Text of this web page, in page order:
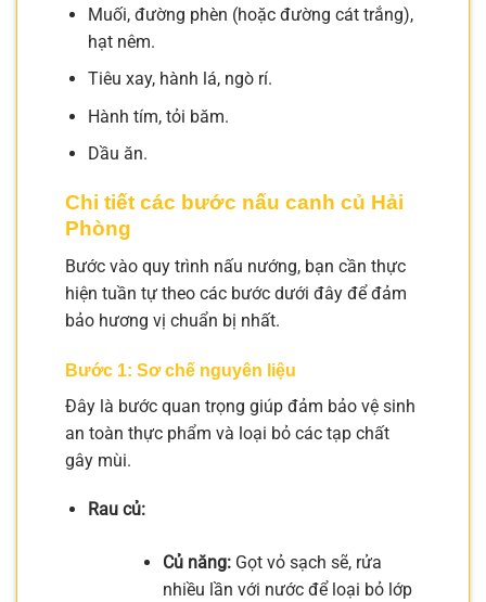
Muối, đường phèn (hoặc đường cát trắng),
hạt nêm.
Tiêu xay, hành lá, ngò rí.
Hành tím, tỏi băm.
Dầu ăn.
Chi tiết các bước nấu canh củ Hải
Phòng
Bước vào quy trình nấu nướng, bạn cần thực
hiện tuần tự theo các bước dưới đây để đảm
bảo hương vị chuẩn bị nhất.
Bước 1: Sơ chế nguyên liệu
Đây là bước quan trọng giúp đảm bảo vệ sinh
an toàn thực phẩm và loại bỏ các tạp chất
gây mùi.
Rau củ:
Củ năng:Gọt vỏ sạch sẽ, rửa
nhiều lần với nước để loại bỏ lớp